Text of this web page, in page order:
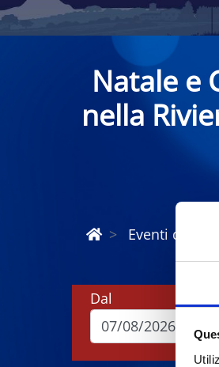
Natale e
nella
Eventi di
Dal